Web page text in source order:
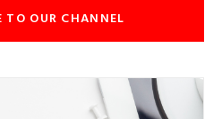
TO OUR CHANNEL